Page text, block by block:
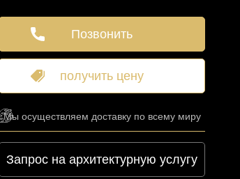
Позвонить
получить цену
Мы осуществляем доставку по всему миру
Запрос на архитектурную услугу